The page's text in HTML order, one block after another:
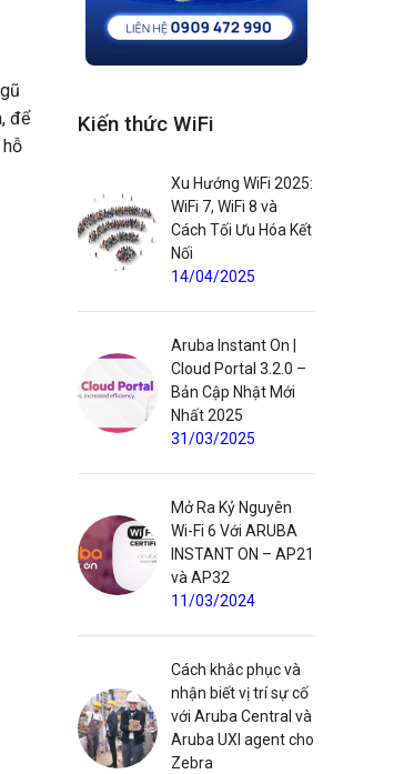
để
Kiến thức WiFi
Xu Hướng WiFi 2025:
WiFi 7, WiFi 8 và
Cách Tối Ưu Hóa Kết
Nối
14/04/2025
Aruba Instant On |
Cloud Portal 3.2.0 –
Bản Cập Nhật Mới
Nhất 2025
31/03/2025
Mở Ra Kỷ Nguyên
Wi-Fi 6 Với ARUBA
INSTANT ON – AP21
và AP32
11/03/2024
Cách khắc phục và
nhận biết vị trí sự cố
với Aruba Central và
Aruba UXI agent cho
Zebra